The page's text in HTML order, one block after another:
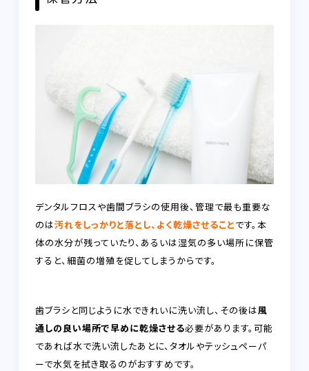
デンタルフロスや歯間ブラシの使用後、管理で最も重要な
のは汚れをしっかりと落とし、よく乾燥させることです。本
体の水分が残っていたり、あるいは湿気の多い場所に保管
すると、細菌の増殖を促してしまうからです。
歯ブラシと同じように水できれいに洗い流し、その後は風
通しの良い場所で早めに乾燥させる必要があります。可能
であれば水で洗い流したあとに、タオルやテッシュペーパ
ーで水気を拭き取るのがおすすめです。